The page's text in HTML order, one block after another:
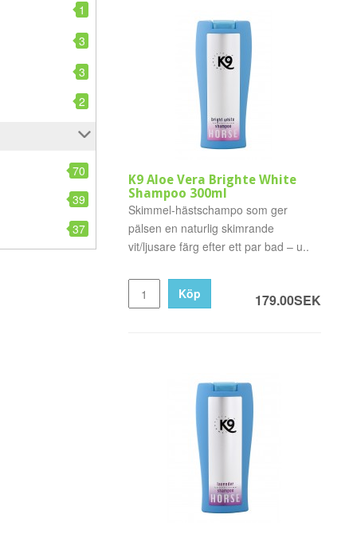
1
3
3
2
70
39
37
K9 Aloe Vera Brighte White
Shampoo 300ml
Skimmel-hästschampo som ger
pälsen en naturlig skimrande
vit/ljusare färg efter ett par bad – u..
179.00SEK
Köp